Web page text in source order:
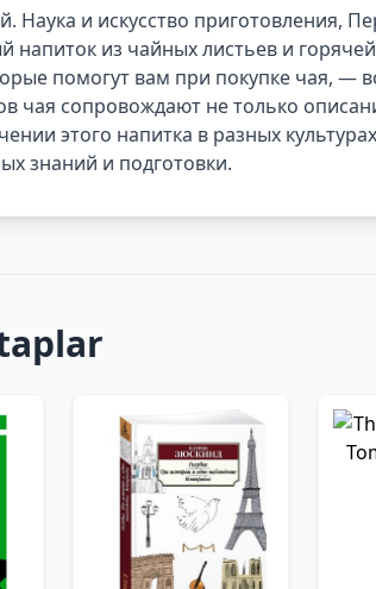
Наука и искусство приготовления,
напиток из чайных листьев и
помогут вам при покупке чая, —
чая сопровождают не только
этого напитка в разных
знаний и подготовки.